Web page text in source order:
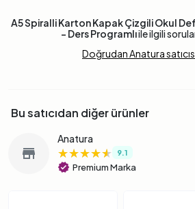
A5 Spiralli Karton Kapak Çizgili Okul
- Ders Programlıile ilgili
Doğrudan Anatura
Bu satıcıdan diğer ürünler
store
Anatura
★★★★★
★★★★★
★★★★★ 9.1
verified Premium Marka